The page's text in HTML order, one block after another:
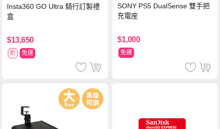
Insta360 GO Ultra 騎行訂製禮
盒
$13,650
折 免運
SONY PS5 DualSense 雙手把
充電座
$1,000
免運